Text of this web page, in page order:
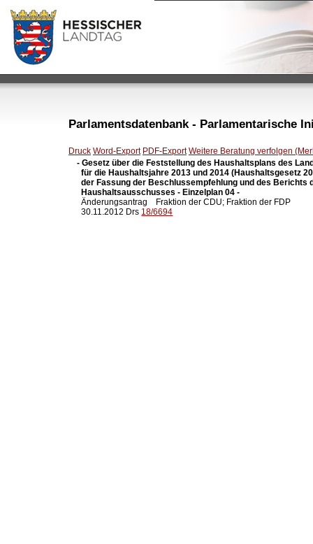
Parlamentsdatenbank - Parlamentarische
Druck Word-Export PDF-Export Weitere Beratung verfolgen
- Gesetz über die Feststellung des Haushaltsplans des
für die Haushaltsjahre 2013 und 2014 (Haushaltsgesetz
der Fassung der Beschlussempfehlung und des Berichts
  Haushaltsausschusses - Einzelplan 04 -
Änderungsantrag    Fraktion der CDU; Fraktion der FDP
  30.11.2012 Drs
18/6694